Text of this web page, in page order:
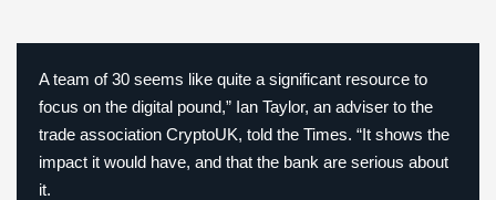
A team of 30 seems like quite a significant resource to
focus on the digital pound,” Ian Taylor, an adviser to the
trade association CryptoUK, told the Times. “It shows the
impact it would have, and that the bank are serious about
it.